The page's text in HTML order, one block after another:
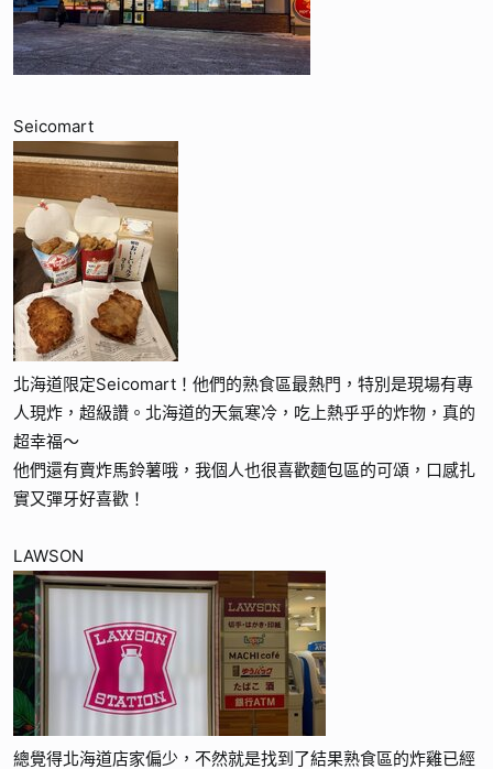
Seicomart
北海道限定Seicomart！他們的熟食區最熱門，特別是現場有專
人現炸，超級讚。北海道的天氣寒冷，吃上熱乎乎的炸物，真的
超幸福～
他們還有賣炸馬鈴薯哦，我個人也很喜歡麵包區的可頌，口感扎
實又彈牙好喜歡！
LAWSON
總覺得北海道店家偏少，不然就是找到了結果熟食區的炸雞已經